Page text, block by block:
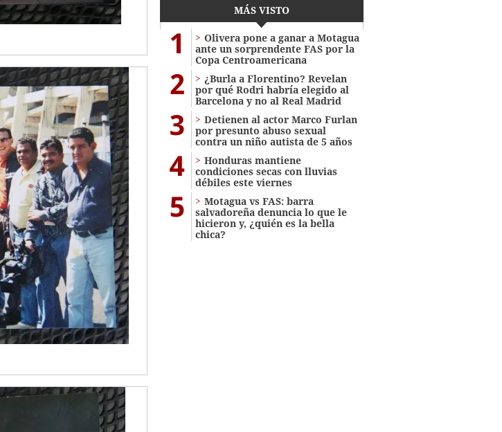
MÁS VISTO
1
Olivera pone a ganar a Motagua
ante un sorprendente FAS por la
Copa Centroamericana
2
¿Burla a Florentino? Revelan
por qué Rodri habría elegido al
Barcelona y no al Real Madrid
3
Detienen al actor Marco Furlan
por presunto abuso sexual
contra un niño autista de 5 años
4
Honduras mantiene
condiciones secas con lluvias
débiles este viernes
5
Motagua vs FAS: barra
salvadoreña denuncia lo que le
hicieron y, ¿quién es la bella
chica?